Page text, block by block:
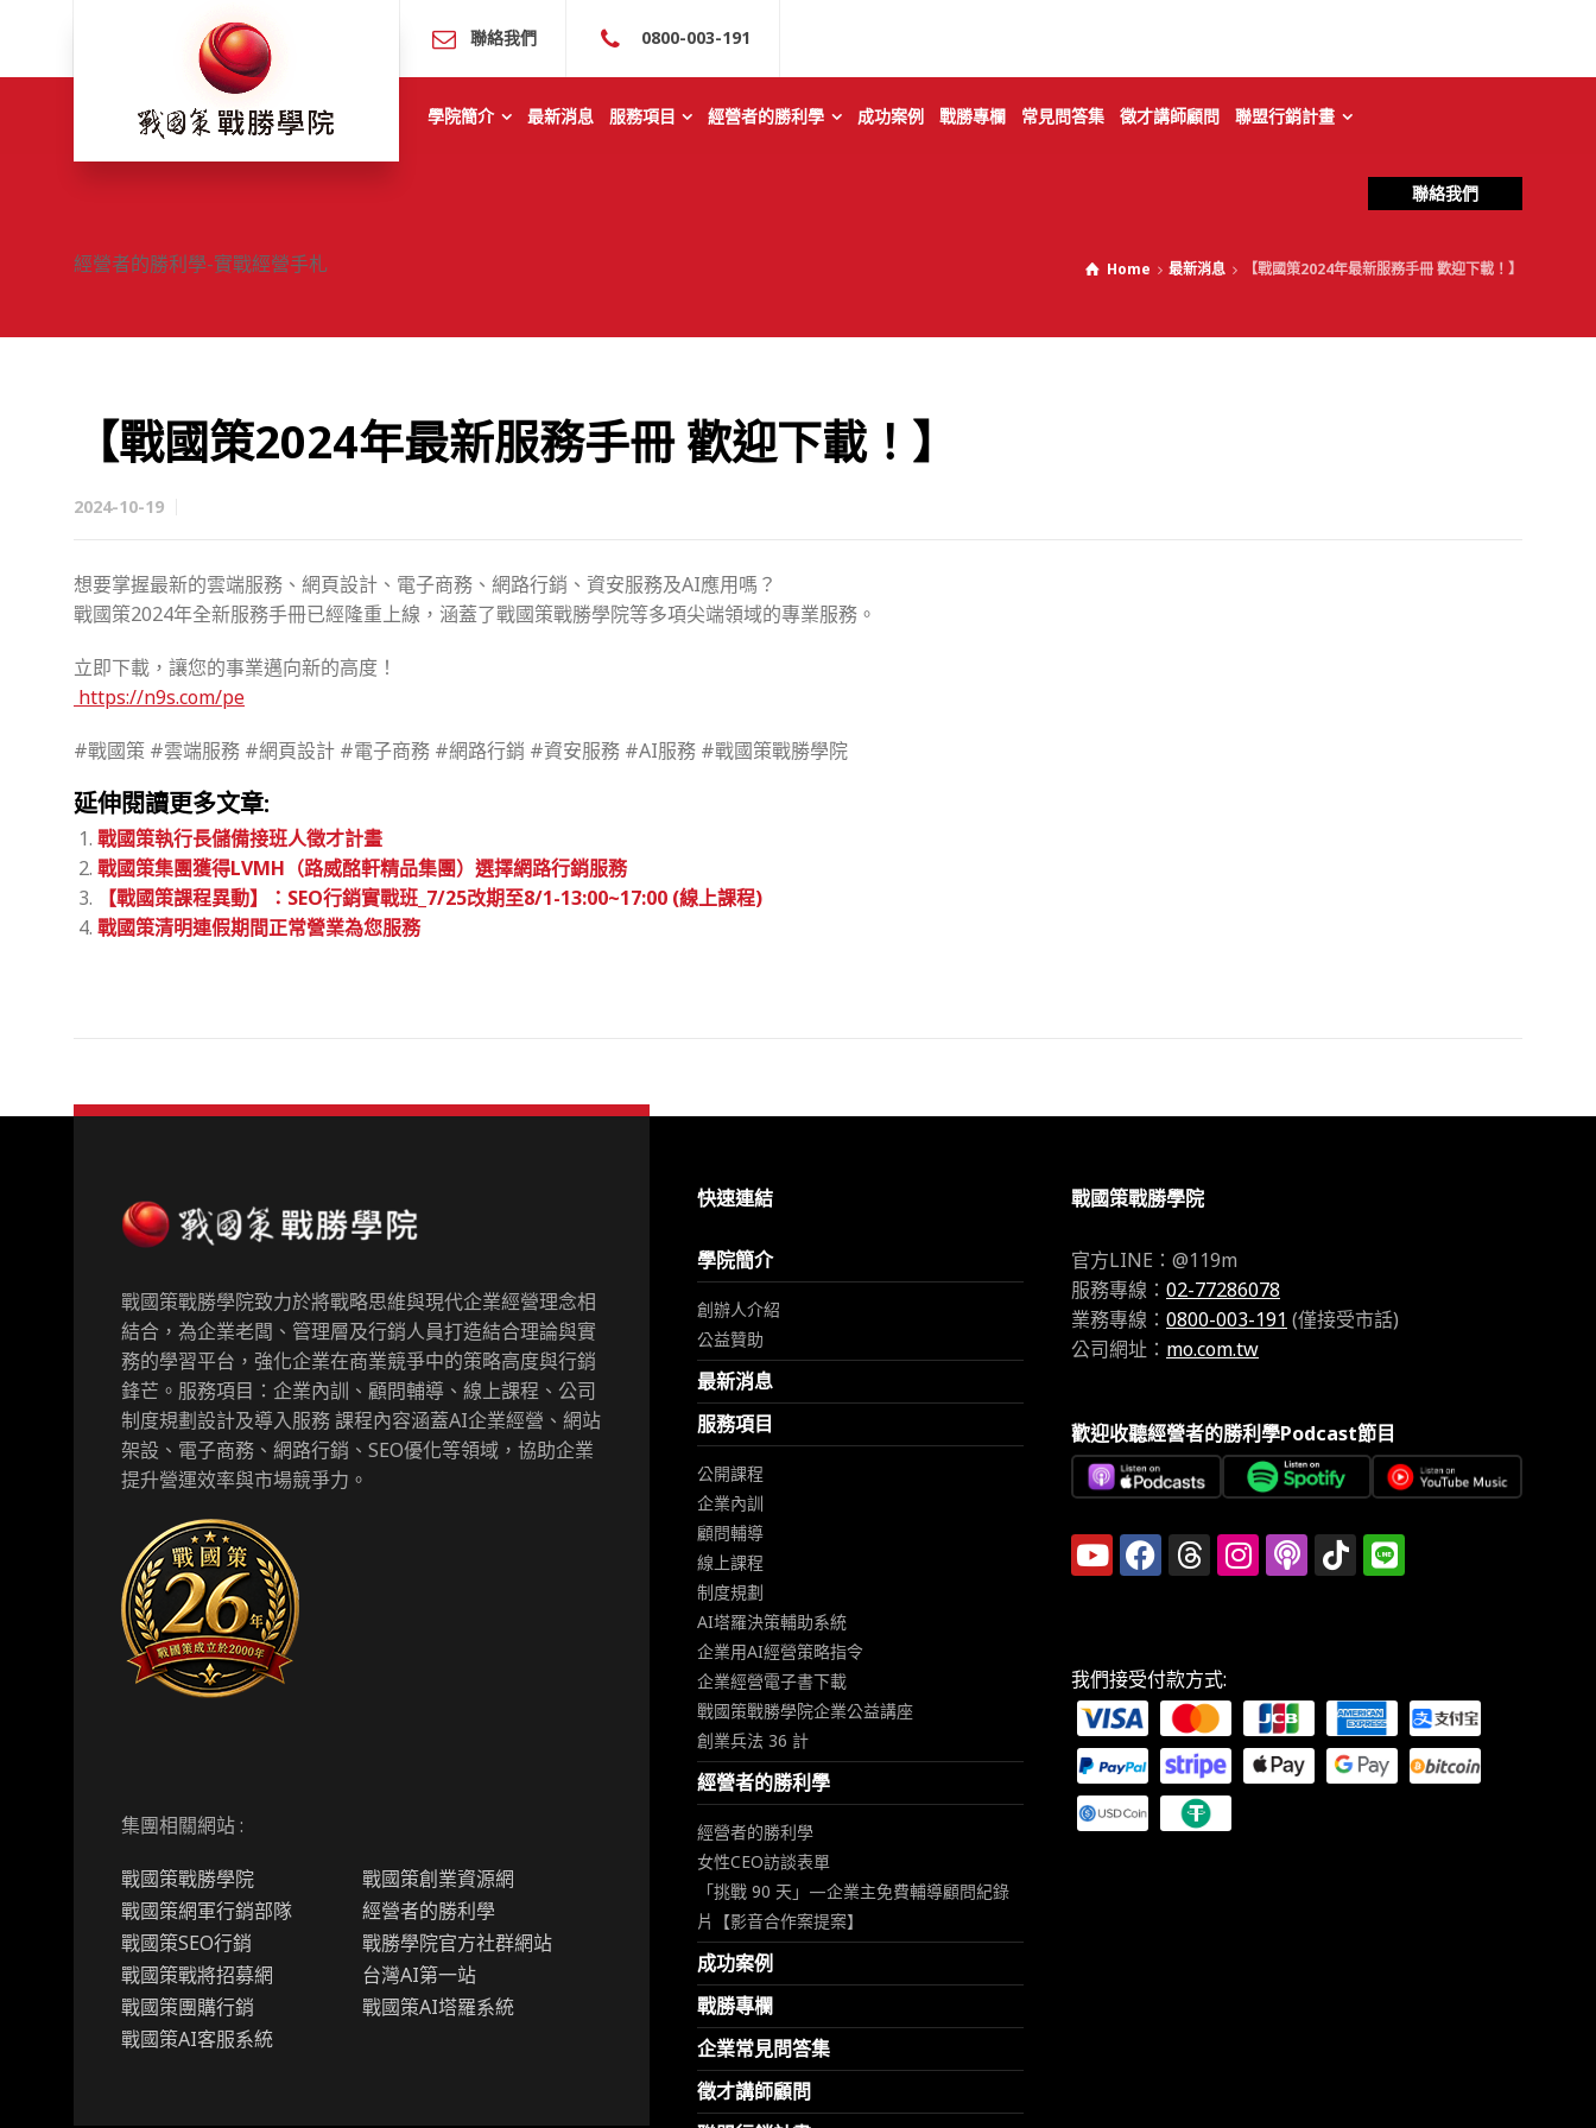
聯絡我們 0800-003-191
學院簡介 最新消息 服務項目 經營者的勝利學 成功案例 戰勝專欄 常見問答集 徵才講師顧問 聯盟行銷計畫
聯絡我們
經營者的勝利學-實戰經營手札 Home 最新消息 【戰國策2024年最新服務手冊 歡迎下載！】
【戰國策2024年最新服務手冊 歡迎下載！】
2024-10-19
想要掌握最新的雲端服務、網頁設計、電子商務、網路行銷、資安服務及AI應用嗎？
戰國策2024年全新服務手冊已經隆重上線，涵蓋了戰國策戰勝學院等多項尖端領域的專業服務。
立即下載，讓您的事業邁向新的高度！
https://n9s.com/pe
#戰國策 #雲端服務 #網頁設計 #電子商務 #網路行銷 #資安服務 #AI服務 #戰國策戰勝學院
延伸閱讀更多文章:
戰國策執行長儲備接班人徵才計畫
戰國策集團獲得LVMH（路威酩軒精品集團）選擇網路行銷服務
【戰國策課程異動】：SEO行銷實戰班_7/25改期至8/1-13:00~17:00 (線上課程)
戰國策清明連假期間正常營業為您服務
戰國策戰勝學院致力於將戰略思維與現代企業經營理念相
結合，為企業老闆、管理層及行銷人員打造結合理論與實
務的學習平台，強化企業在商業競爭中的策略高度與行銷
鋒芒。服務項目：企業內訓、顧問輔導、線上課程、公司
制度規劃設計及導入服務 課程內容涵蓋AI企業經營、網站
架設、電子商務、網路行銷、SEO優化等領域，協助企業
提升營運效率與市場競爭力。
集團相關網站 :
戰國策戰勝學院
戰國策網軍行銷部隊
戰國策SEO行銷
戰國策戰將招募網
戰國策團購行銷
戰國策AI客服系統
戰國策創業資源網
經營者的勝利學
戰勝學院官方社群網站
台灣AI第一站
戰國策AI塔羅系統
快速連結
學院簡介
創辦人介紹
公益贊助
最新消息
服務項目
公開課程
企業內訓
顧問輔導
線上課程
制度規劃
AI塔羅決策輔助系統
企業用AI經營策略指令
企業經營電子書下載
戰國策戰勝學院企業公益講座
創業兵法 36 計
經營者的勝利學
經營者的勝利學
女性CEO訪談表單
「挑戰 90 天」—企業主免費輔導顧問紀錄
片【影音合作案提案】
成功案例
戰勝專欄
企業常見問答集
徵才講師顧問
戰國策戰勝學院
官方LINE：@119m
服務專線： 02-77286078
業務專線： 0800-003-191 (僅接受市話)
公司網址： mo.com.tw
歡迎收聽經營者的勝利學Podcast節目
我們接受付款方式: